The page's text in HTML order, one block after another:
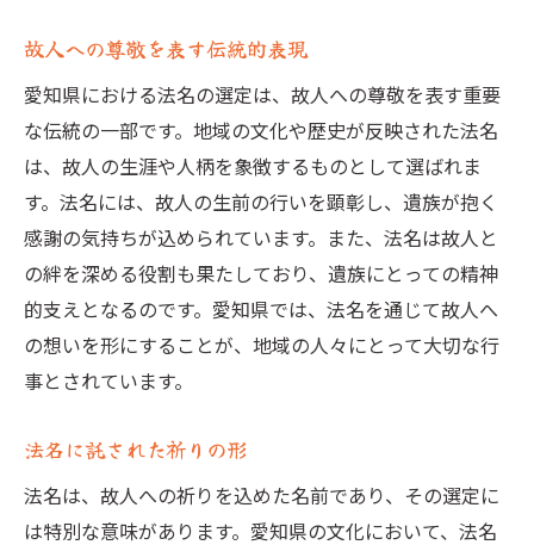
故人への尊敬を表す伝統的表現
愛知県における法名の選定は、故人への尊敬を表す重要
な伝統の一部です。地域の文化や歴史が反映された法名
は、故人の生涯や人柄を象徴するものとして選ばれま
す。法名には、故人の生前の行いを顕彰し、遺族が抱く
感謝の気持ちが込められています。また、法名は故人と
の絆を深める役割も果たしており、遺族にとっての精神
的支えとなるのです。愛知県では、法名を通じて故人へ
の想いを形にすることが、地域の人々にとって大切な行
事とされています。
法名に託された祈りの形
法名は、故人への祈りを込めた名前であり、その選定に
は特別な意味があります。愛知県の文化において、法名